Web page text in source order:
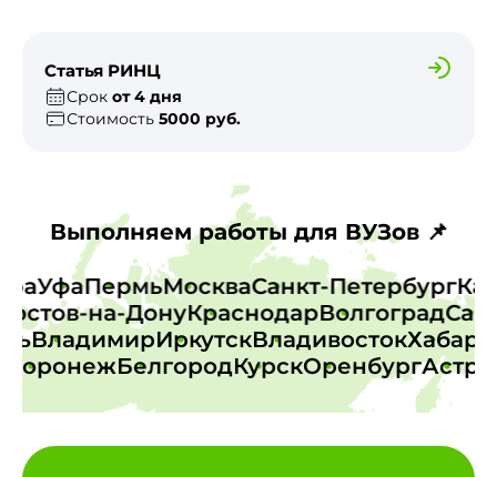
Статья РИНЦ
Срок от 4 дня
Стоимость 5000 руб.
Выполняем работы для ВУЗов 📌
УфаПермьМоскваСанкт-Петербург
на-ДонуКраснодарВолгоград
ВладимирИркутскВладивосток
БелгородКурскОренбург